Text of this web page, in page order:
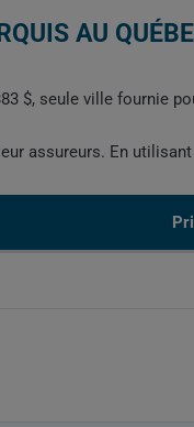
AU
$, seule ville fournie
assureurs. En